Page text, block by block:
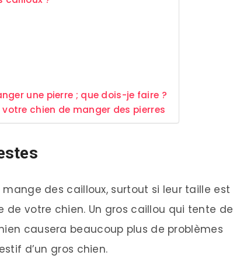
une pierre ; que dois-je faire ?
chien de manger des pierres
des cailloux, surtout si leur taille est
votre chien. Un gros caillou qui tente de
causera beaucoup plus de problèmes
d’un gros chien.